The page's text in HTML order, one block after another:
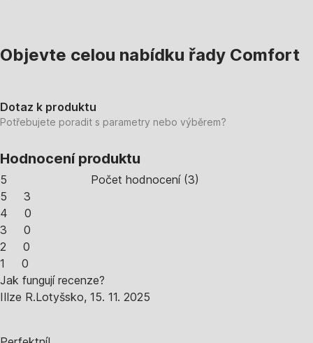
Objevte celou nabídku řady Comfort
Dotaz k produktu
Potřebujete poradit s parametry nebo výběrem?
Hodnocení produktu
5 Počet hodnocení(3)
5
3
4
0
3
0
2
0
1
0
Jak fungují recenze?
IIlze R.Lotyšsko, 15. 11. 2025